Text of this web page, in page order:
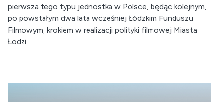
pierwsza tego typu jednostka w Polsce, będąc kolejnym,
po powstałym dwa lata wcześniej Łódzkim Funduszu
Filmowym, krokiem w realizacji polityki filmowej Miasta
Łodzi.